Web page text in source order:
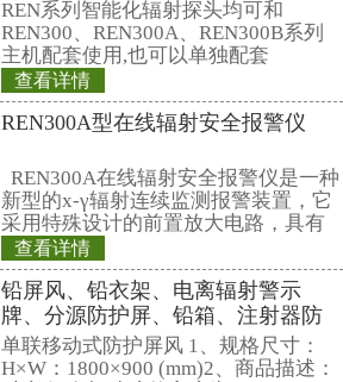
精度、可靠性比传统的放射性同位素设备
进即可实现多物理量的同时测量。比如X 射
测量、平直度测量、凸度边降测量、局部高
任务；
备完善的自我诊断功能，提高了系统的可
，在测量现场就完成测量信号的快速采集
接，测量设备不但能提供各种工艺所需要的
软件，可以为生产技术人员对可能出现的问
网